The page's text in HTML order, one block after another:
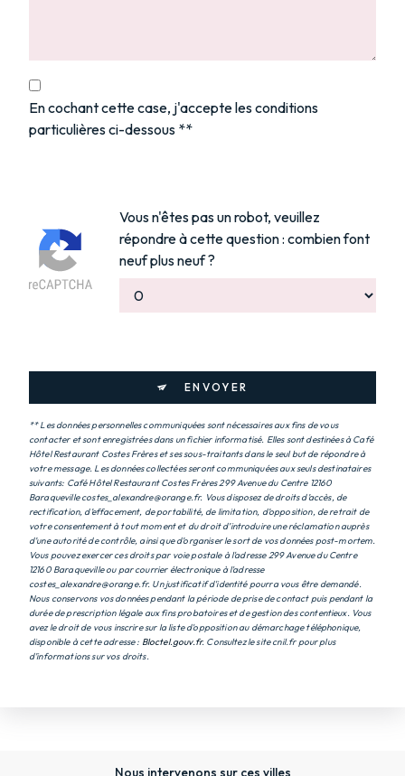
En cochant cette case, j'accepte les conditions
particulières ci-dessous **
Vous n'êtes pas un robot, veuillez
répondre à cette question : combien font
neuf plus neuf ?
ENVOYER
** Les données personnelles communiquées sont nécessaires aux fins de vous
contacter et sont enregistrées dans un fichier informatisé. Elles sont destinées à Café
Hôtel Restaurant Costes Frères et ses sous-traitants dans le seul but de répondre à
votre message. Les données collectées seront communiquées aux seuls destinataires
suivants: Café Hôtel Restaurant Costes Frères 299 Avenue du Centre 12160
Baraqueville costes_alexandre@orange.fr. Vous disposez de droits d’accès, de
rectification, d’effacement, de portabilité, de limitation, d’opposition, de retrait de
votre consentement à tout moment et du droit d’introduire une réclamation auprès
d’une autorité de contrôle, ainsi que d’organiser le sort de vos données post-mortem.
Vous pouvez exercer ces droits par voie postale à l'adresse 299 Avenue du Centre
12160 Baraqueville ou par courrier électronique à l'adresse
costes_alexandre@orange.fr. Un justificatif d'identité pourra vous être demandé.
Nous conservons vos données pendant la période de prise de contact puis pendant la
durée de prescription légale aux fins probatoires et de gestion des contentieux. Vous
avez le droit de vous inscrire sur la liste d'opposition au démarchage téléphonique,
disponible à cette adresse : Bloctel.gouv.fr. Consultez le site cnil.fr pour plus
d’informations sur vos droits.